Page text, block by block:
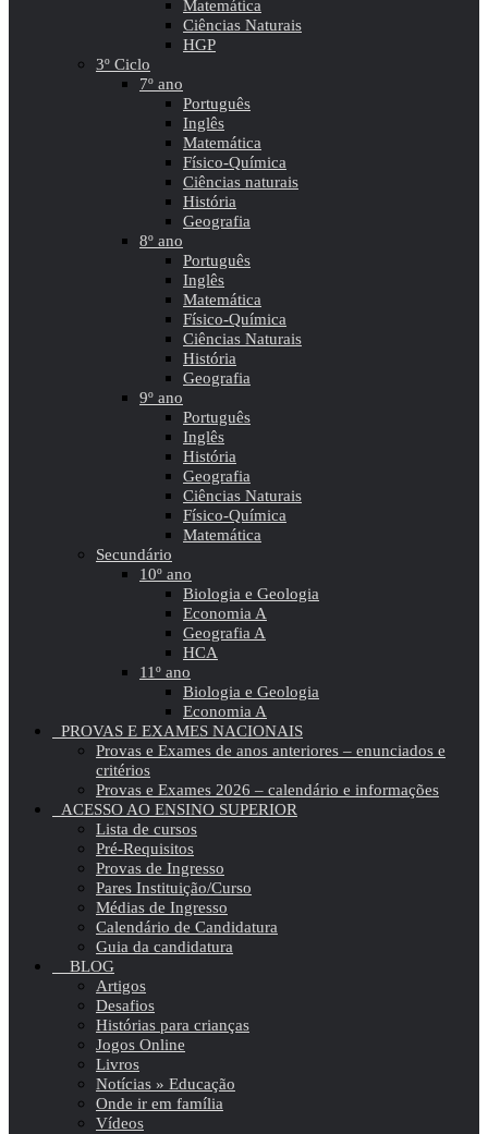
Matemática
Ciências Naturais
HGP
3º Ciclo
7º ano
Português
Inglês
Matemática
Físico-Química
Ciências naturais
História
Geografia
8º ano
Português
Inglês
Matemática
Físico-Química
Ciências Naturais
História
Geografia
9º ano
Português
Inglês
História
Geografia
Ciências Naturais
Físico-Química
Matemática
Secundário
10º ano
Biologia e Geologia
Economia A
Geografia A
HCA
11º ano
Biologia e Geologia
Economia A
PROVAS E EXAMES NACIONAIS
Provas e Exames de anos anteriores – enunciados e
critérios
Provas e Exames 2026 – calendário e informações
ACESSO AO ENSINO SUPERIOR
Lista de cursos
Pré-Requisitos
Provas de Ingresso
Pares Instituição/Curso
Médias de Ingresso
Calendário de Candidatura
Guia da candidatura
BLOG
Artigos
Desafios
Histórias para crianças
Jogos Online
Livros
Notícias » Educação
Onde ir em família
Vídeos